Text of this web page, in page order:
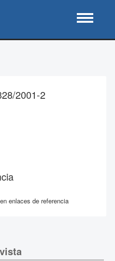
2001-2
enlaces de referencia